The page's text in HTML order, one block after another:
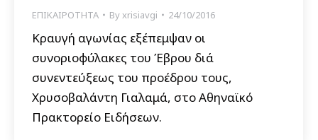
ΕΠΙΚΑΙΡΟΤΗΤΑ Byxrisiavgi 24/10/2016
Κραυγή αγωνίας εξέπεμψαν οι
συνοριοφύλακες του Έβρου διά
συνεντεύξεως του προέδρου τους,
Χρυσοβαλάντη Γιαλαμά, στο Αθηναϊκό
Πρακτορείο Ειδήσεων.